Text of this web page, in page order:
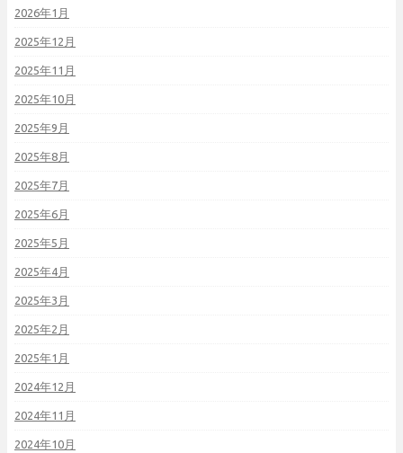
2026年1月
2025年12月
2025年11月
2025年10月
2025年9月
2025年8月
2025年7月
2025年6月
2025年5月
2025年4月
2025年3月
2025年2月
2025年1月
2024年12月
2024年11月
2024年10月